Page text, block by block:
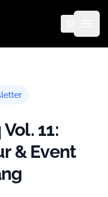
11:
& Event